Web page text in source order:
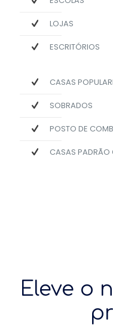
LOJAS
ESCRITÓRIOS
CASAS
SOBRADOS
POSTO DE
CASAS
Eleve o